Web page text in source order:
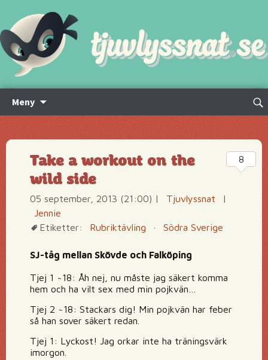
Meny
innehåll
Sök
Take a workout on the
wild side
05 september, 2013 (21:00) | Tjuvlyssnat
|
Jennie
Etiketter:
Rubriktävling · Södra Sverige
SJ-tåg mellan Skövde och Falköping
Tjej 1 ~18: Åh nej, nu måste jag säkert komma
hem och ha vilt sex med min pojkvän…
Tjej 2 ~18: Stackars dig! Min pojkvän har feber
så han sover säkert redan.
Tjej 1: Lyckost! Jag orkar inte ha träningsvärk
imorgon.
8